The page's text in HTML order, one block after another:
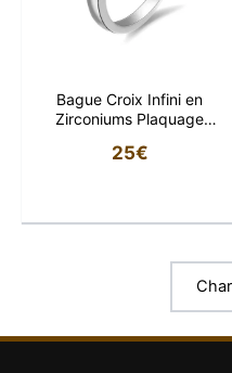
Bague Croix Infini en
Zirconiums Plaquage
25€